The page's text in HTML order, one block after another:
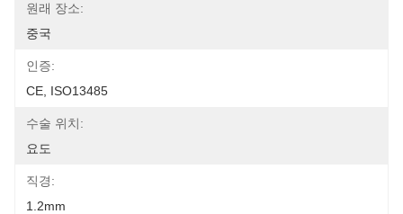
원래 장소:
중국
인증:
CE, ISO13485
수술 위치:
요도
직경:
1.2mm